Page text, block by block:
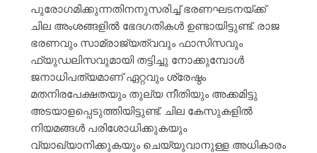
പുരോഗമിക്കുന്നതിനനുസരിച്ച് ഭരണഘടനയ്ക്ക്
ചില അംശങ്ങളിൽ ഭേദഗതികൾ ഉണ്ടായിട്ടുണ്ട്. രാജ
ഭരണവും സാമ്രാജ്യത്വവും ഫാസിസവും
ഫ്യുഡലിസവുമായി തട്ടിച്ചു നോക്കുമ്പോൾ
ജനാധിപത്യമാണ് ഏറ്റവും ശ്രേഷ്ഠം
മതനിരപേക്ഷതയും തുല്യ നീതിയും അക്കമിട്ടു
അടയാളപ്പെടുത്തിയിട്ടുണ്ട്. ചില കേസുകളിൽ
നിയമങ്ങൾ പരിശോധിക്കുകയും
വ്യാഖ്യാനിക്കുകയും ചെയ്യുവാനുള്ള അധികാരം